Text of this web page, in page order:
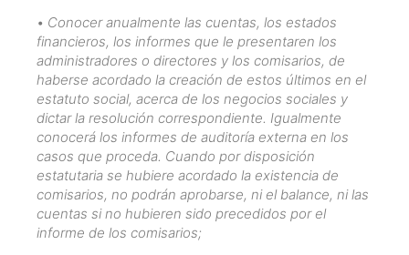
• Conocer anualmente las cuentas, los estados
financieros, los informes que le presentaren los
administradores o directores y los comisarios, de
haberse acordado la creación de estos últimos en el
estatuto social, acerca de los negocios sociales y
dictar la resolución correspondiente. Igualmente
conocerá los informes de auditoría externa en los
casos que proceda. Cuando por disposición
estatutaria se hubiere acordado la existencia de
comisarios, no podrán aprobarse, ni el balance, ni las
cuentas si no hubieren sido precedidos por el
informe de los comisarios;